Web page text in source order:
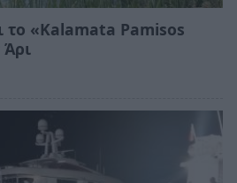
το «Kalamata Pamisos